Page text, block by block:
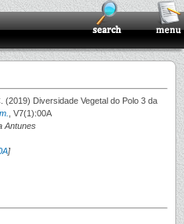
(2019) Diversidade Vegetal do Polo 3 da
, V7(1):00A
Antunes
]